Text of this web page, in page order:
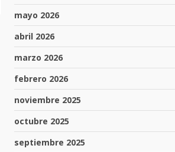
mayo 2026
abril 2026
marzo 2026
febrero 2026
noviembre 2025
octubre 2025
septiembre 2025